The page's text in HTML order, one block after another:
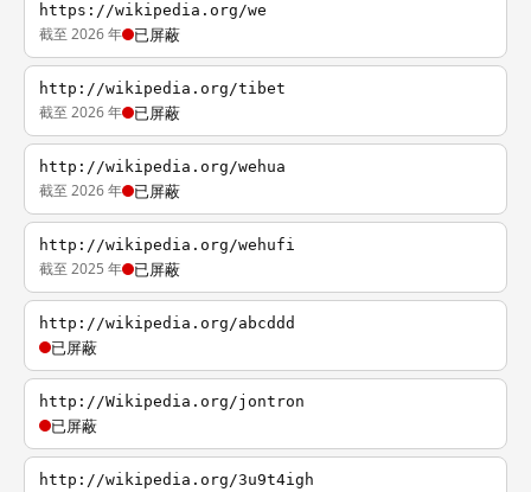
https://wikipedia.org/we
截至 2026 年 已屏蔽
http://wikipedia.org/tibet
截至 2026 年 已屏蔽
http://wikipedia.org/wehua
截至 2026 年 已屏蔽
http://wikipedia.org/wehufi
截至 2025 年 已屏蔽
http://wikipedia.org/abcddd
已屏蔽
http://Wikipedia.org/jontron
已屏蔽
http://wikipedia.org/3u9t4igh